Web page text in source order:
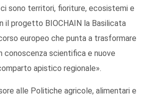
sono territori, fioriture, ecosistemi e
il progetto BIOCHAIN la Basilicata
europeo che punta a trasformare
conoscenza scientifica e nuove
apistico regionale».
alle Politiche agricole, alimentari e